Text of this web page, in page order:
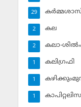
29
കല
2
കലാ-
2
കലിഗ്രഫി
1
1
1